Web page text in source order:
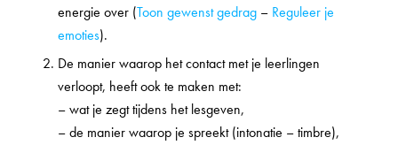
energie over (Toon gewenst gedrag– Reguleer je
emoties).
De manier waarop het contact met je leerlingen
verloopt, heeft ook te maken met:
– wat je zegt tijdens het lesgeven,
– de manier waarop je spreekt (intonatie – timbre),